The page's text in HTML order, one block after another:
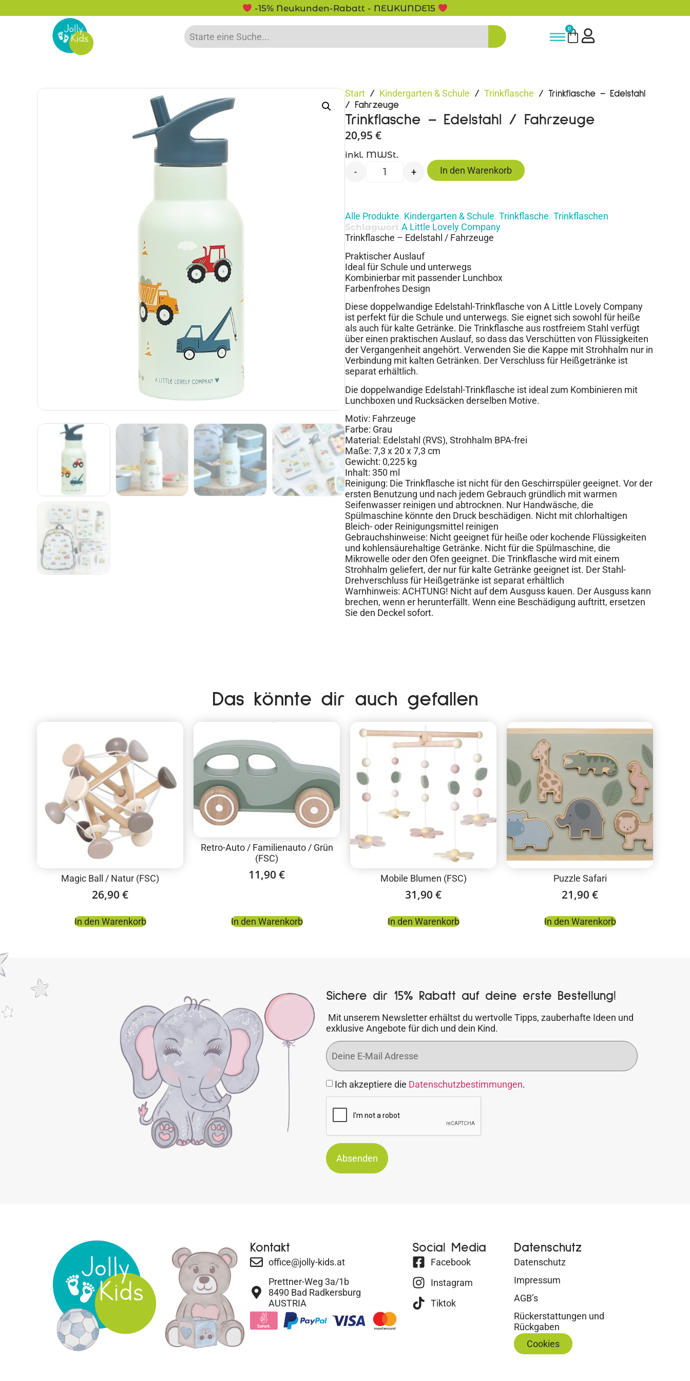
-15% Neukunden-Rabatt - NEUKUNDE15
0
Start / Kindergarten & Schule / Trinkflasche / Trinkflasche – Edelstahl
/ Fahrzeuge
Trinkflasche – Edelstahl / Fahrzeuge
20,95 €
inkl. MWSt.
- + In den Warenkorb
Alle Produkte, Kindergarten & Schule, Trinkflasche, Trinkflaschen
Schlagwort A Little Lovely Company
Trinkflasche – Edelstahl / Fahrzeuge
Praktischer Auslauf
Ideal für Schule und unterwegs
Kombinierbar mit passender Lunchbox
Farbenfrohes Design
Diese doppelwandige Edelstahl-Trinkflasche von A Little Lovely Company
ist perfekt für die Schule und unterwegs. Sie eignet sich sowohl für heiße
als auch für kalte Getränke. Die Trinkflasche aus rostfreiem Stahl verfügt
über einen praktischen Auslauf, so dass das Verschütten von Flüssigkeiten
der Vergangenheit angehört. Verwenden Sie die Kappe mit Strohhalm nur in
Verbindung mit kalten Getränken. Der Verschluss für Heißgetränke ist
separat erhältlich.
Die doppelwandige Edelstahl-Trinkflasche ist ideal zum Kombinieren mit
Lunchboxen und Rucksäcken derselben Motive.
Motiv: Fahrzeuge
Farbe: Grau
Material: Edelstahl (RVS), Strohhalm BPA-frei
Maße: 7,3 x 20 x 7,3 cm
Gewicht: 0,225 kg
Inhalt: 350 ml
Reinigung: Die Trinkflasche ist nicht für den Geschirrspüler geeignet. Vor der
ersten Benutzung und nach jedem Gebrauch gründlich mit warmen
Seifenwasser reinigen und abtrocknen. Nur Handwäsche, die
Spülmaschine könnte den Druck beschädigen. Nicht mit chlorhaltigen
Bleich- oder Reinigungsmittel reinigen
Gebrauchshinweise: Nicht geeignet für heiße oder kochende Flüssigkeiten
und kohlensäurehaltige Getränke. Nicht für die Spülmaschine, die
Mikrowelle oder den Ofen geeignet. Die Trinkflasche wird mit einem
Strohhalm geliefert, der nur für kalte Getränke geeignet ist. Der Stahl-
Drehverschluss für Heißgetränke ist separat erhältlich
Warnhinweis: ACHTUNG! Nicht auf dem Ausguss kauen. Der Ausguss kann
brechen, wenn er herunterfällt. Wenn eine Beschädigung auftritt, ersetzen
Sie den Deckel sofort.
Das könnte dir auch gefallen
Magic Ball / Natur (FSC)
26,90 €
In den Warenkorb
Retro-Auto / Familienauto / Grün
(FSC)
11,90 €
In den Warenkorb
Mobile Blumen (FSC)
31,90 €
In den Warenkorb
Puzzle Safari
21,90 €
In den Warenkorb
Sichere dir 15% Rabatt auf deine erste Bestellung!
Mit unserem Newsletter erhältst du wertvolle Tipps, zauberhafte Ideen und
exklusive Angebote für dich und dein Kind.
Ich akzeptiere die Datenschutzbestimmungen.
Absenden
Kontakt
office@jolly-kids.at
Prettner-Weg 3a/1b
8490 Bad Radkersburg
AUSTRIA
Social Media
Facebook
Instagram
Tiktok
Datenschutz
Datenschutz
Impressum
AGB’s
Rückerstattungen und
Rückgaben
Cookies